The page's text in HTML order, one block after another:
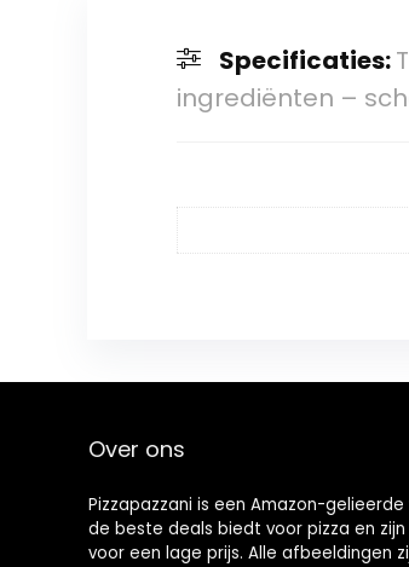
Specificaties:
ingrediënten –
Over ons
Pizzapazzani is een Amazon-
de beste deals biedt voor pizza en
voor een lage prijs. Alle afbeeldingen